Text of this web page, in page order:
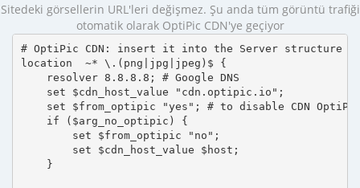
Sitedeki görsellerin URL'leri değişmez. Şu anda tüm görüntü trafiği
otomatik olarak OptiPic CDN'ye geçiyor
# OptiPic CDN: insert it into the Server structure
location  ~* \.(png|jpg|jpeg)$ {
    resolver 8.8.8.8; # Google DNS
    set $cdn_host_value "cdn.optipic.io";
set $from_optipic "yes"; # to disable CDN
    if ($arg_no_optipic) {
        set $from_optipic "no";
        set $cdn_host_value $host;
    }